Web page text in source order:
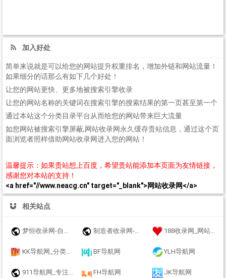
加入好处
简单来说就是可以给您的网站提升权重排名，增加外链和网站流量！
如果细分的话那么有如下几个好处！
让您的网站更快、更多地被搜索引擎收录
让您的网站名称的关键词在搜索引擎的搜索结果的第一页甚至第一个
通过本站这个分类目录平台从而给您的网站带来巨大流量
如您网站被搜索引擎屏蔽,网站收录网永久缓存贵站信息，通过这个页
面浏览者照样借助网站收录网进入您的网站！
温馨提示：如果贵站想上百度，希望贵站能添加本页面为友情链接，
感谢您对本站的支持！
<a href="//www.neacg.cn" target="_blank">网站收录网</a>
相关站点
梦恒收录网-自动链接-友情链接网 制造者收录网-收录优秀网址-自动秒收录 188收录网_网站收录-友情链接交换-网址收录-自动秒收录
KK导航网_分类目录_收录精选的导航网站 BF导航网 YLH导航网
911导航网_专注网址收录研究 FH导航网 JK导航网